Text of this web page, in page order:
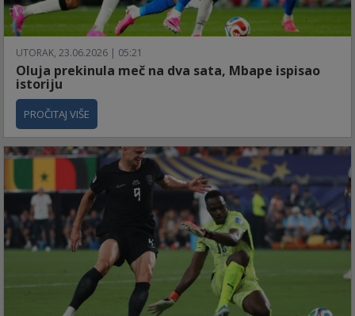
UTORAK, 23.06.2026 | 05:21
Oluja prekinula meč na dva sata, Mbape ispisao
istoriju
PROČITAJ VIŠE